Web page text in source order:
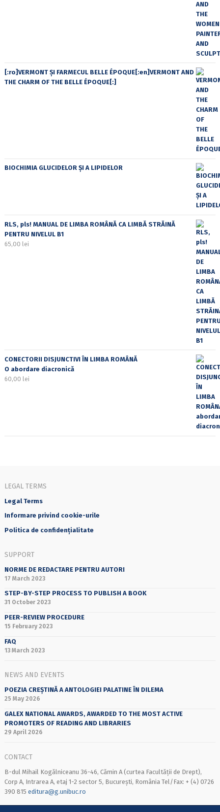
[:ro]VERMONT ȘI FARMECUL BELLE ÉPOQUE[:en]VERMONT AND
THE CHARM OF THE BELLE ÉPOQUE[:]
BIOCHIMIA GLUCIDELOR ȘI A LIPIDELOR
RLS, pls! MANUAL DE LIMBA ROMÂNĂ CA LIMBĂ STRĂINĂ
PENTRU NIVELUL B1
65,00 lei
CONECTORII DISJUNCTIVI ÎN LIMBA ROMÂNĂ
O abordare diacronică
60,00 lei
LEGAL TERMS
Legal Terms
Informare privind cookie-urile
Politica de confidențialitate
SUPPORT
NORME DE REDACTARE PENTRU AUTORI
17 March 2023
STEP-BY-STEP PROCESS TO PUBLISH A BOOK
31 October 2023
PEER-REVIEW PROCEDURE
15 February 2023
FAQ
13 March 2023
NEWS AND EVENTS
POEZIA CREȘTINĂ A ANTOLOGIEI PALATINE ÎN DILEMA
25 May 2026
GALEX NATIONAL AWARDS, AWARDED TO THE MOST ACTIVE
PROMOTERS OF READING AND LIBRARIES
29 April 2026
CONTACT
B-dul Mihail Kogălniceanu 36-46, Cămin A (curtea Facultății de Drept),
Corp A, Intrarea A, etaj 1-2 sector 5, București, România Tel/Fax: + (4) 0726
390 815 editura@g.unibuc.ro